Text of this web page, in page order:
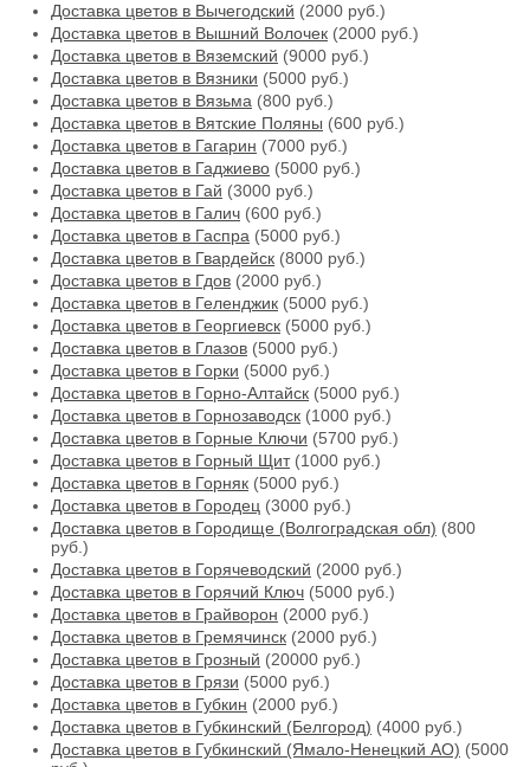
Доставка цветов в Вычегодский (2000 руб.)
Доставка цветов в Вышний Волочек (2000 руб.)
Доставка цветов в Вяземский (9000 руб.)
Доставка цветов в Вязники (5000 руб.)
Доставка цветов в Вязьма (800 руб.)
Доставка цветов в Вятские Поляны (600 руб.)
Доставка цветов в Гагарин (7000 руб.)
Доставка цветов в Гаджиево (5000 руб.)
Доставка цветов в Гай (3000 руб.)
Доставка цветов в Галич (600 руб.)
Доставка цветов в Гаспра (5000 руб.)
Доставка цветов в Гвардейск (8000 руб.)
Доставка цветов в Гдов (2000 руб.)
Доставка цветов в Геленджик (5000 руб.)
Доставка цветов в Георгиевск (5000 руб.)
Доставка цветов в Глазов (5000 руб.)
Доставка цветов в Горки (5000 руб.)
Доставка цветов в Горно-Алтайск (5000 руб.)
Доставка цветов в Горнозаводск (1000 руб.)
Доставка цветов в Горные Ключи (5700 руб.)
Доставка цветов в Горный Щит(1000 руб.)
Доставка цветов в Горняк (5000 руб.)
Доставка цветов в Городец (3000 руб.)
Доставка цветов в Городище (Волгоградская обл) (800
руб.)
Доставка цветов в Горячеводский (2000 руб.)
Доставка цветов в Горячий Ключ (5000 руб.)
Доставка цветов в Грайворон (2000 руб.)
Доставка цветов в Гремячинск (2000 руб.)
Доставка цветов в Грозный (20000 руб.)
Доставка цветов в Грязи (5000 руб.)
Доставка цветов в Губкин (2000 руб.)
Доставка цветов в Губкинский (Белгород) (4000 руб.)
Доставка цветов в Губкинский (Ямало-Ненецкий АО) (5000